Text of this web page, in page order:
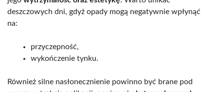
deszczowych dni, gdyż opady mogą negatywnie wpłynąć
na:
przyczepność,
wykończenie tynku.
Również silne nasłonecznienie powinno być brane pod